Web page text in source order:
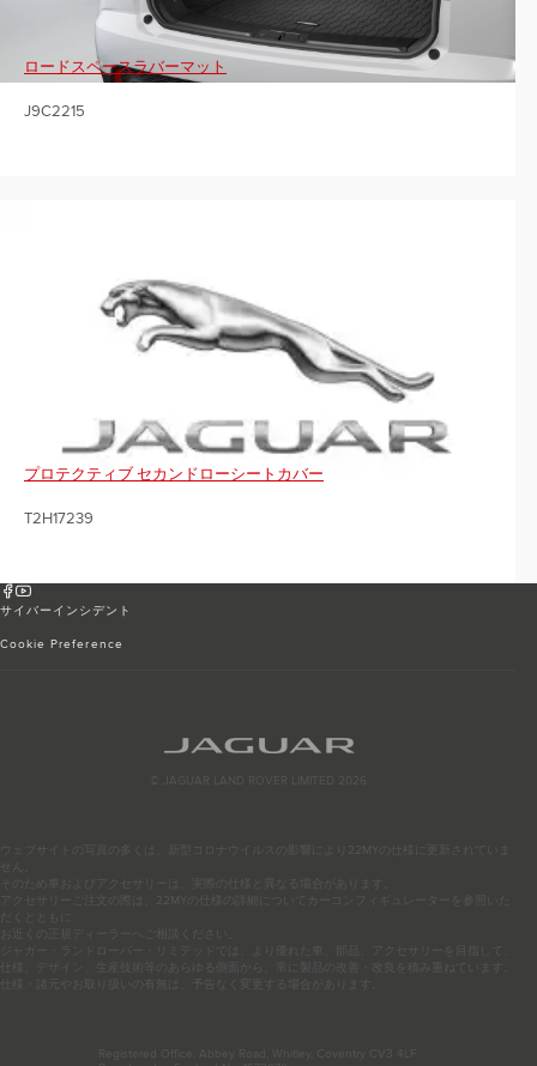
ロードスペースラバーマット
J9C2215
プロテクティブ セカンドローシートカバー
T2H17239
サイバーインシデント
Cookie Preference
© JAGUAR LAND ROVER LIMITED 2026
ウェブサイトの写真の多くは、新型コロナウイルスの影響により22MYの仕様に更新されていま
そのため車およびアクセサリーは、実際の仕様と異なる場合があります。
アクセサリーご注文の際は、22MYの仕様の詳細についてカーコンフィギュレーターを参照いた
仕様、デザイン、生産技術等のあらゆる側面から、常に製品の改善・改良を積み重ねています。
Registered Office: Abbey Road, Whitley, Coventry CV3 4LF